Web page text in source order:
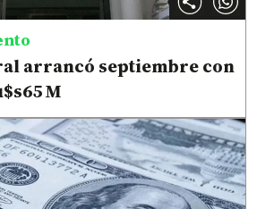
arrancó septiembre con
M